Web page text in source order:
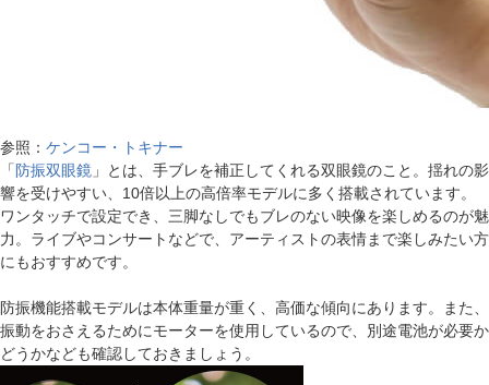
参照： ケンコー・トキナー
「防振双眼鏡 」とは、手ブレを補正してくれる双眼鏡のこと。揺れの影
響を受けやすい、10倍以上の高倍率モデルに多く搭載されています。
ワンタッチで設定でき、三脚なしでもブレのない映像を楽しめるのが魅
力。ライブやコンサートなどで、アーティストの表情まで楽しみたい方
にもおすすめです。
防振機能搭載モデルは本体重量が重く、高価な傾向にあります。また、
振動をおさえるためにモーターを使用しているので、別途電池が必要か
どうかなども確認しておきましょう。